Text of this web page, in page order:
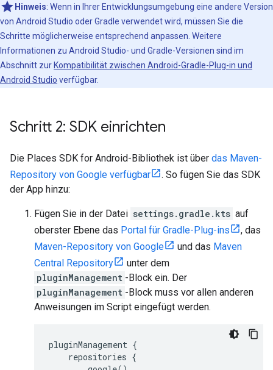
Hinweis: Wenn in Ihrer Entwicklungsumgebung eine andere Version
von Android Studio oder Gradle verwendet wird, müssen Sie die
Schritte möglicherweise entsprechend anpassen. Weitere
Informationen zu Android Studio- und Gradle-Versionen sind im
Abschnitt zur Kompatibilität zwischen Android-Gradle-Plug-in und
Android Studio verfügbar.
Schritt 2: SDK einrichten
Die Places SDK for Android-Bibliothek ist über das Maven-
Repository von Google verfügbar
. So fügen Sie das SDK
der App hinzu:
Fügen Sie in der Datei settings.gradle.kts auf
oberster Ebene das Portal für Gradle-Plug-ins
, das
Maven-Repository von Google
und das Maven
Central Repository
unter dem
pluginManagement -Block ein. Der
pluginManagement -Block muss vor allen anderen
Anweisungen im Script eingefügt werden.
pluginManagement {
repositories {